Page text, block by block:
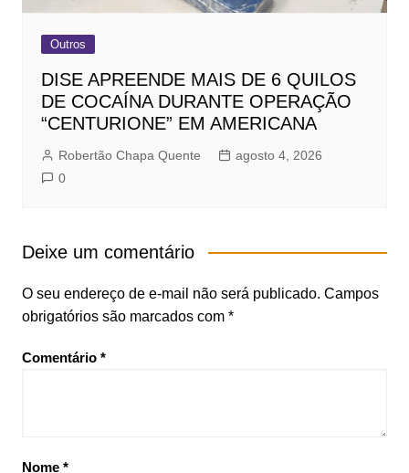
Outros
DISE APREENDE MAIS DE 6 QUILOS
DE COCAÍNA DURANTE OPERAÇÃO
“CENTURIONE” EM AMERICANA
Robertão Chapa Quente
agosto 4, 2026
0
Deixe um comentário
O seu endereço de e-mail não será publicado. Campos
obrigatórios são marcados com *
Comentário *
Nome *